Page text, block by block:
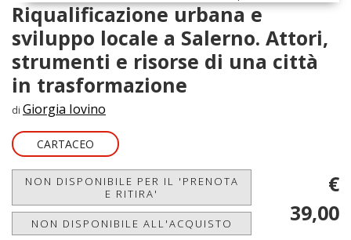
Riqualificazione urbana e
sviluppo locale a Salerno. Attori,
strumenti e risorse di una città
in trasformazione
di Giorgia Iovino
CARTACEO
NON DISPONIBILE PER IL 'PRENOTA
E RITIRA'
NON DISPONIBILE ALL'ACQUISTO
€
39,00